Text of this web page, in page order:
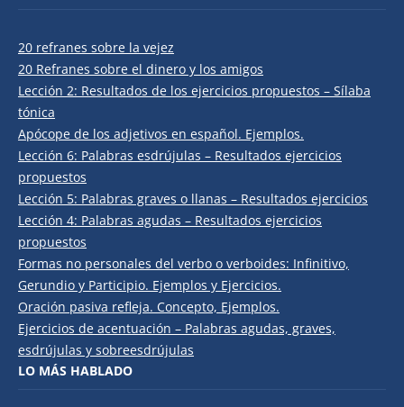
20 refranes sobre la vejez
20 Refranes sobre el dinero y los amigos
Lección 2: Resultados de los ejercicios propuestos – Sílaba
tónica
Apócope de los adjetivos en español. Ejemplos.
Lección 6: Palabras esdrújulas – Resultados ejercicios
propuestos
Lección 5: Palabras graves o llanas – Resultados ejercicios
Lección 4: Palabras agudas – Resultados ejercicios
propuestos
Formas no personales del verbo o verboides: Infinitivo,
Gerundio y Participio. Ejemplos y Ejercicios.
Oración pasiva refleja. Concepto, Ejemplos.
Ejercicios de acentuación – Palabras agudas, graves,
esdrújulas y sobreesdrújulas
LO MÁS HABLADO